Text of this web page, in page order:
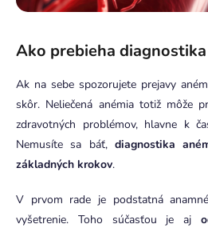
Ako prebieha
Ak na sebe spozorujete prejavy
skôr. Neliečená anémia totiž môže
zdravotných problémov, hlavne k
Nemusíte sa báť, diagnostika
základných krokov.
V prvom rade je podstatná
vyšetrenie. Toho súčasťou je aj